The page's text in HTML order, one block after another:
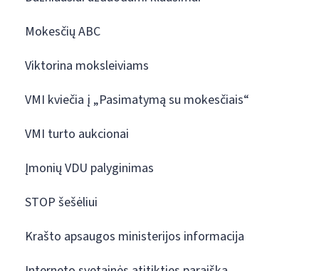
Mokesčių ABC
Viktorina moksleiviams
VMI kviečia į „Pasimatymą su mokesčiais“
VMI turto aukcionai
Įmonių VDU palyginimas
STOP šešėliui
Krašto apsaugos ministerijos informacija